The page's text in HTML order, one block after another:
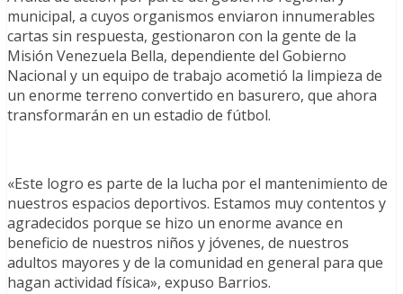
municipal, a cuyos organismos enviaron innumerables
cartas sin respuesta, gestionaron con la gente de la
Misión Venezuela Bella, dependiente del Gobierno
Nacional y un equipo de trabajo acometió la limpieza de
un enorme terreno convertido en basurero, que ahora
transformarán en un estadio de fútbol.
«Este logro es parte de la lucha por el mantenimiento de
nuestros espacios deportivos. Estamos muy contentos y
agradecidos porque se hizo un enorme avance en
beneficio de nuestros niños y jóvenes, de nuestros
adultos mayores y de la comunidad en general para que
hagan actividad física», expuso Barrios.